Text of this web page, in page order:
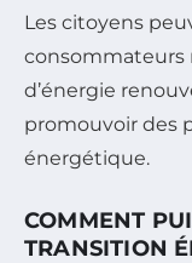
Les citoyens
consommateurs
d’énergie
promouvoir des
énergétique.
COMMENT
TRANSITION